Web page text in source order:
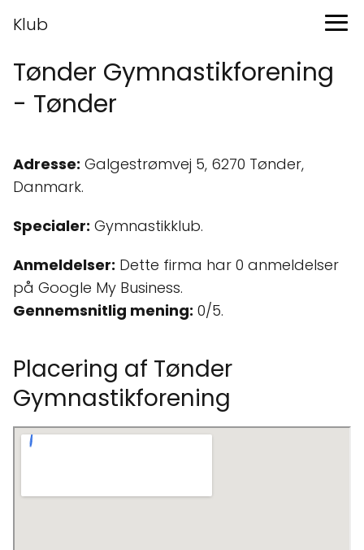
Klub
Tønder Gymnastikforening
- Tønder
Adresse: Galgestrømvej 5, 6270 Tønder,
Danmark.
Specialer: Gymnastikklub.
Anmeldelser: Dette firma har 0 anmeldelser
på Google My Business.
Gennemsnitlig mening: 0/5.
Placering af Tønder
Gymnastikforening